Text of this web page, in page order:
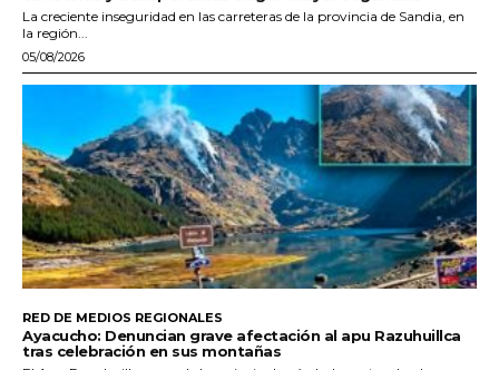
La creciente inseguridad en las carreteras de la provincia de Sandia, en
la región...
05/08/2026
RED DE MEDIOS REGIONALES
Ayacucho: Denuncian grave afectación al apu Razuhuillca
tras celebración en sus montañas